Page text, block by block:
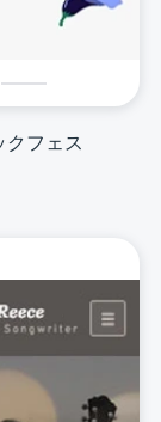
クフェス